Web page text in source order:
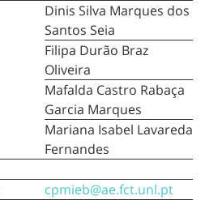
Dinis Silva Marques dos
Santos Seia
Filipa Durão Braz
Oliveira
Mafalda Castro Rabaça
Garcia Marques
Mariana Isabel Lavareda
Fernandes
cpmieb@ae.fct.unl.pt